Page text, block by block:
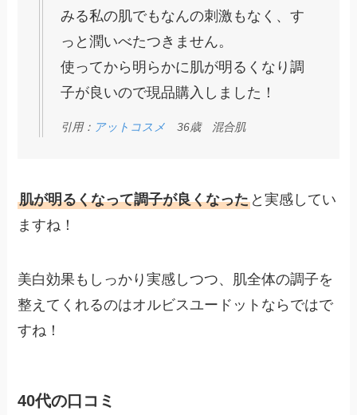
みる私の肌でもなんの刺激もなく、す
っと潤いべたつきません。
使ってから明らかに肌が明るくなり調
子が良いので現品購入しました！
引用： アットコスメ 36歳 混合肌
肌が明るくなって調子が良くなった と実感してい
ますね！
美白効果もしっかり実感しつつ、肌全体の調子を
整えてくれるのはオルビスユードットならではで
すね！
40代の口コミ